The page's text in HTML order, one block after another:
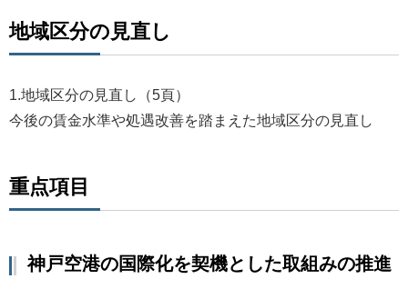
地域区分の見直し
1.地域区分の見直し（5頁）
今後の賃金水準や処遇改善を踏まえた地域区分の見直し
重点項目
神戸空港の国際化を契機とした取組みの推進